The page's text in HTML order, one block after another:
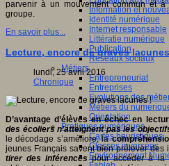
Information et
Identité numérique
Internet responsable
Littératie numérique
Publication
Réseaux sociaux
Métiers
Entrepreneuriat
Entreprises
Evolutions des
Métiers du
Orientation
Pratiques numériques
Cartes heuristiques
Classes inversées
Environnement
parvenir à un mouvement commun et
groupe.
En savoir plus...
Lecture, encore de graves
lundi, 25 avril 2016
Chronique
D’avantage d’élèves en échec en
des écoliers n’atteignent pas les
le décodage s’améliore, la
jeunes Français savent bien prélever des
tirer des inférences pour accéder à la